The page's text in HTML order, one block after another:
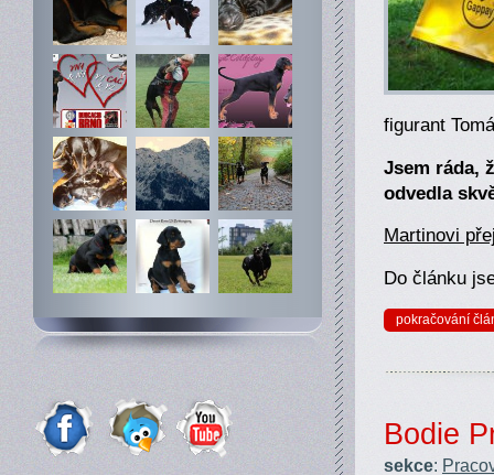
figurant
Jsem ráda,
odvedla
Martinovi
Do článku
pokračování
Bodie
sekce: